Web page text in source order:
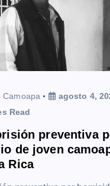
Camoapa
agosto 4,
Read
preventiva
de joven
Rica